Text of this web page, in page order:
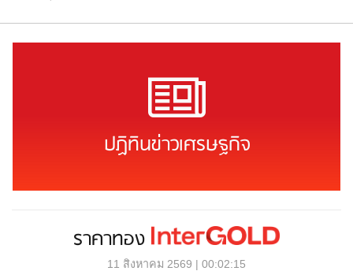
ปฏิทินข่าวเศรษฐกิจ
ราคาทอง
11 สิงหาคม 2569 | 00:02:15